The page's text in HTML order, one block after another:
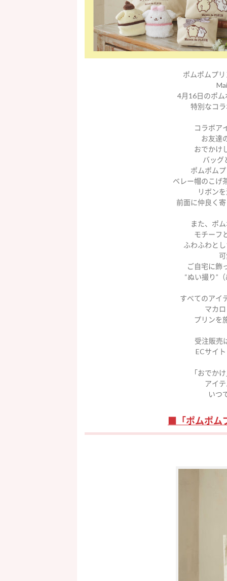
ポムポムプ
4月16日のポ
特別なコ
コラボア
お友達
おでかけ
バッグ
ポムポム
ベレー帽のこげ
リボン
前面に仲良く
また、ポ
モチーフ
ふわふわと
ご自宅に飾
“ぬい撮り”
すべてのアイ
マカ
プリンを
受注販売
ECサイ
「おでか
アイ
いつ
■「ポムポム